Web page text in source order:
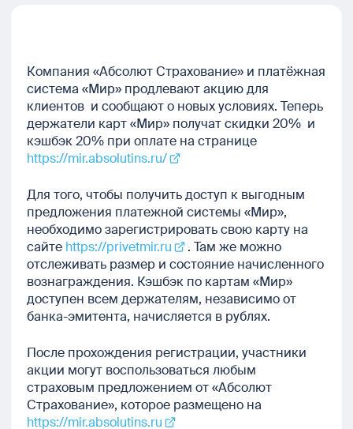
Компания «Абсолют Страхование» и платёжная
система «Мир» продлевают акцию для
клиентов и сообщают о новых условиях. Теперь
держатели карт «Мир» получат скидки 20% и
кэшбэк 20% при оплате на странице
https://mir.absolutins.ru/
Для того, чтобы получить доступ к выгодным
предложения платежной системы «Мир»,
необходимо зарегистрировать свою карту на
сайте https://privetmir.ru
. Там же можно
отслеживать размер и состояние начисленного
вознаграждения. Кэшбэк по картам «Мир»
доступен всем держателям, независимо от
банка-эмитента, начисляется в рублях.
После прохождения регистрации, участники
акции могут воспользоваться любым
страховым предложением от «Абсолют
Страхование», которое размещено на
https://mir.absolutins.ru